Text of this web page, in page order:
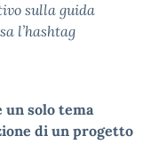
sulla guida
l’hashtag
solo tema
di un progetto